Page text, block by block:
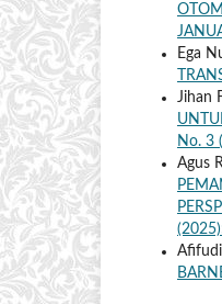
Ega
Jihan
No. 3
Agus